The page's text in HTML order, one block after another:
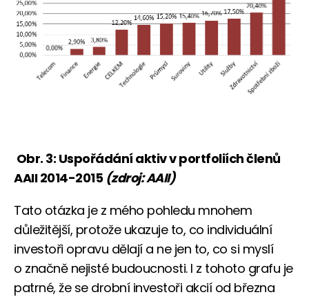
Obr. 3: Uspořádání aktiv v portfoliích členů
AAII 2014-2015 (zdroj: AAII)
Tato otázka je z mého pohledu mnohem
důležitější, protože ukazuje to, co individuální
investoři opravu dělají a ne jen to, co si myslí
o značně nejisté budoucnosti. I z tohoto grafu je
patrné, že se drobní investoři akcií od března